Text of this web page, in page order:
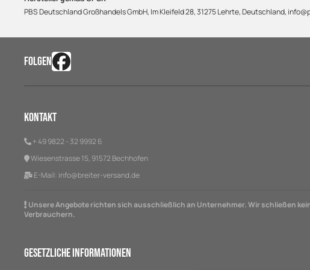
PBS Deutschland Großhandels GmbH, Im Kleifeld 28, 31275 Lehrte, Deutschland,
FOLGEN
Kontakt
+ 49 9822 - 32 9992 6
Wiesenstrasse 15, 91572 Bechhofen
E-Mail: info@breiter-versand.de
Unsere Angebote richten sich ausschließlich an Unternehmer. Wir schließen
Verbrauchern.
Gesetzliche Informationen